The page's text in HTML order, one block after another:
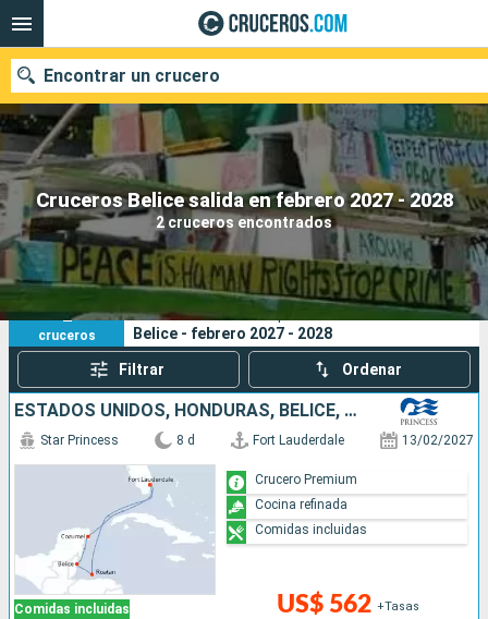
Cruceros Belice salida en febrero 2027 - 2028
2 cruceros encontrados
Encontrar un crucero
Nuestros destinos
Fecha de salida
Compañías
Buscar
2
cruceros
Sus criterios de búsqueda:
Belice - febrero 2027 - 2028
Filtrar Ordenar
ESTADOS UNIDOS, HONDURAS, BELICE, MÉXICO
Comidas incluidas
Star Princess 8 d Fort Lauderdale 13/02/2027
US$ 562 +Tasas
Crucero Premium
Cocina refinada
Comidas incluidas